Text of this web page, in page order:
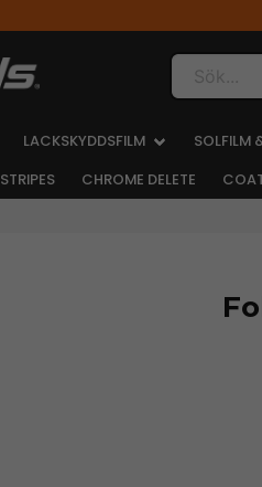
Sök...
LACKSKYDDSFILM SOLFILM
STRIPES CHROME DELETE